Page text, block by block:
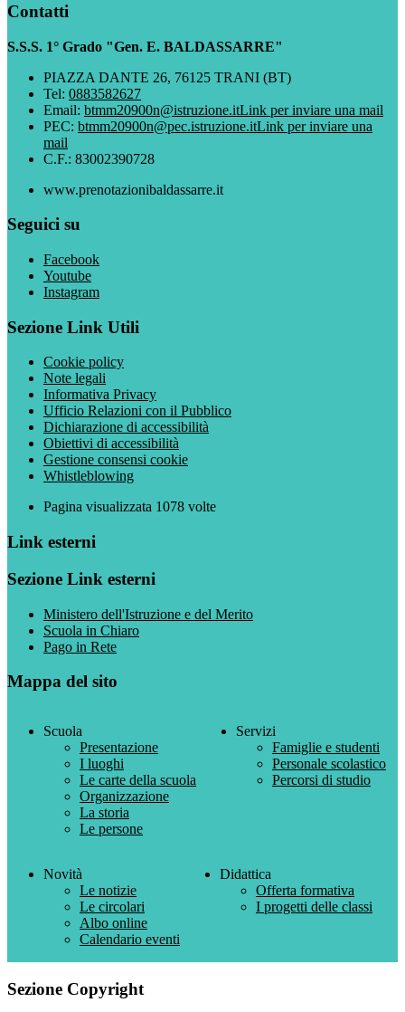
Contatti
S.S.S. 1° Grado "Gen. E. BALDASSARRE"
PIAZZA DANTE 26, 76125 TRANI (BT)
Tel: 0883582627
Email: btmm20900n@istruzione.itLink per inviare una mail
PEC: btmm20900n@pec.istruzione.itLink per inviare una
mail
C.F.: 83002390728
www.prenotazionibaldassarre.it
Seguici su
Facebook
Youtube
Instagram
Sezione Link Utili
Cookie policy
Note legali
Informativa Privacy
Ufficio Relazioni con il Pubblico
Dichiarazione di accessibilità
Obiettivi di accessibilità
Gestione consensi cookie
Whistleblowing
Pagina visualizzata 1078 volte
Link esterni
Sezione Link esterni
Ministero dell'Istruzione e del Merito
Scuola in Chiaro
Pago in Rete
Mappa del sito
Scuola
Presentazione
I luoghi
Le carte della scuola
Organizzazione
La storia
Le persone
Servizi
Famiglie e studenti
Personale scolastico
Percorsi di studio
Novità
Le notizie
Le circolari
Albo online
Calendario eventi
Didattica
Offerta formativa
I progetti delle classi
Sezione Copyright